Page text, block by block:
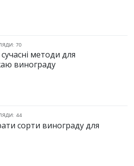
70
методи для
винограду
44
сорти винограду для